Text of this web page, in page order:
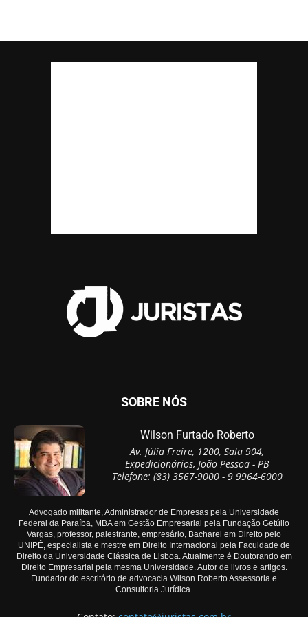
SOBRE NÓS
Wilson Furtado Roberto
Av. Júlia Freire, 1200, Sala 904,
Expedicionários, João Pessoa - PB
Telefone: (83) 3567-9000 - 9 9964-6000
Advogado militante, Administrador de Empresas pela Universidade
Federal da Paraíba, MBA em Gestão Empresarial pela Fundação Getúlio
Vargas, professor, palestrante, empresário, Bacharel em Direito pelo
UNIPÊ, especialista e mestre em Direito Internacional pela Faculdade de
Direito da Universidade Clássica de Lisboa. Atualmente é Doutorando em
Direito Empresarial pela mesma Universidade. Autor de livros e artigos.
Fundador do escritório de advocacia Wilson Roberto Assessoria e
Consultoria Jurídica.